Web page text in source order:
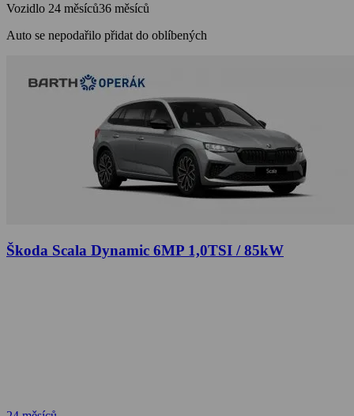
Vozidlo 24 měsíců36 měsíců
Auto se nepodařilo přidat do oblíbených
Škoda Scala Dynamic 6MP 1,0TSI / 85kW